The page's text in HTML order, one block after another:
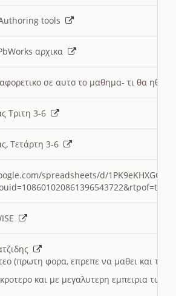
tools
αρχικα
σε αυτο το μαθημα- τι θα
Τριτη 3-6
Τετάρτη 3-6
spreadsheets/d/
(πρωτη φορα, επρεπε να μαθει και το
και με μεγαλυτερη εμπειρια